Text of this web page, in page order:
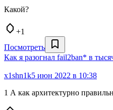
Какой?
+1
Посмотреть
Как я разогнал fail2ban* в
x1shn1k5 июн 2022 в 10:38
1 А как архитектурно